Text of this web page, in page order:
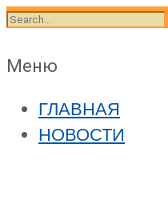
Skip
content
Search
Меню
content
ГЛАВНАЯ
НОВОСТИ